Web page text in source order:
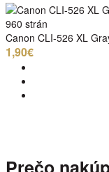
960 strán
Canon CLI-526 XL
1,90€
Prečo